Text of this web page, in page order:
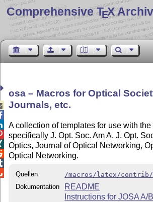
Comprehensive TEX
osa – Macros for Optical
Journals, etc.
A collection of templates for use with
specifically J. Opt. Soc. Am A, J. Opt.
Optics, Journal of Optical Networking,
Optical Networking.
Quellen
/macros/latex/contrib/
Dokumentation
README
Instructions for JOSA A/